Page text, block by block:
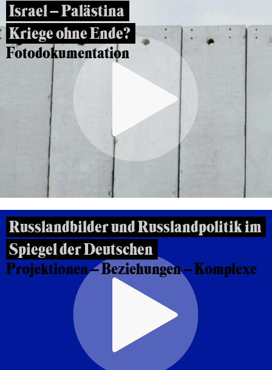
Israel – Palästina
Kriege ohne Ende?
Fotodokumentation
Russlandbilder und Russlandpolitik im
Spiegel der Deutschen
Projektionen – Beziehungen – Komplexe